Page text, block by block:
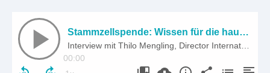
Stammzellspende: Wissen für die hausärztliche Praxis
00:00